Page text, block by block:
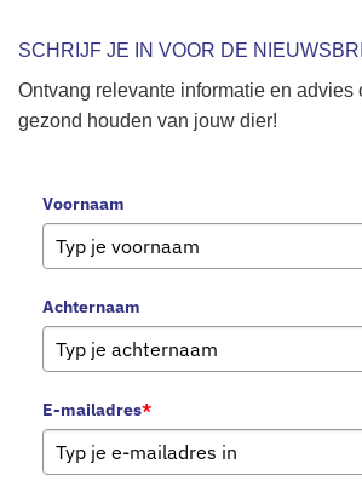
SCHRIJF JE IN VOOR DE
Ontvang relevante informatie en advies
gezond houden van jouw dier!
Voornaam
Achternaam
E-mailadres*